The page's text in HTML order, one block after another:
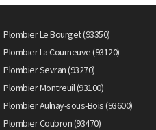
Plombier Le Bourget (93350)
Plombier La Courneuve (93120)
Plombier Sevran (93270)
Plombier Montreuil (93100)
Plombier Aulnay-sous-Bois (93600)
Plombier Coubron (93470)